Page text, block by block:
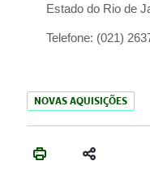
Estado do Rio de
Telefone: (021)
NOVAS AQUISIÇÕES